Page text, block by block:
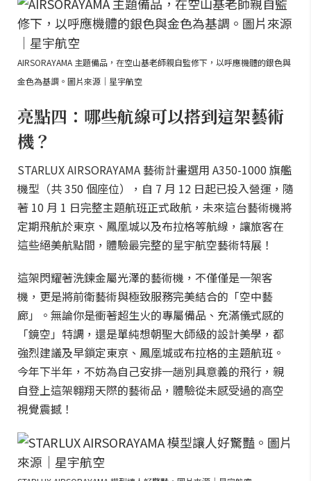
AIRSORAYAMA 主題備品，在空山基老師親自監修下，以呼應機體的銀色與
金色為基調。圖片來源｜星宇航空
亮點四：哪些航線可以搭到這架藝術
機？
STARLUX AIRSORAYAMA 藝術計畫選用 A350-1000 旗艦
機型（共 350 個座位），自 7 月 12 日起已投入營運，隨
著 10 月 1 日完整主題航班正式啟航，未來這台藝術機將
定期飛航於東京、鳳凰城以及布拉格等航線，讓旅客在
這些絕美航點間，體驗最完整的星宇航空藝術特展！
這架閃耀著洗鍊金屬光澤的藝術機，不僅僅是一架客
機，更是將前衛藝術與極致服務完美結合的「空中藝
廊」。無論你是衝著超生火的專屬備品、充滿儀式感的
「鏡空」特調，還是單純想朝聖大師級的設計美學，都
強烈建議及早鎖定東京、鳳凰城或布拉格的主題航班。
今年下半年，不妨為自己安排一趟別具意義的飛行，親
自登上這架翱翔天際的藝術品，體驗從未感受過的高空
視覺震撼！